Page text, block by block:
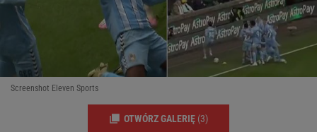
Screenshot Eleven Sports
OTWÓRZ GALERIĘ (3)